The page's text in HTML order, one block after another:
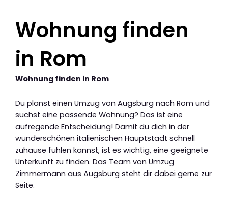
Wohnung finden
in Rom
Wohnung finden in Rom
Du planst einen Umzug von Augsburg nach Rom und
suchst eine passende Wohnung? Das ist eine
aufregende Entscheidung! Damit du dich in der
wunderschönen italienischen Hauptstadt schnell
zuhause fühlen kannst, ist es wichtig, eine geeignete
Unterkunft zu finden. Das Team von Umzug
Zimmermann aus Augsburg steht dir dabei gerne zur
Seite.